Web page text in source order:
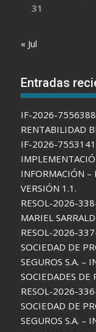
31
« Jul
Entradas
IF-2026-
RENTABILIDAD
IF-2026-
INFORMACIÓN –
VERSIÓN 1.1.
RESOL-2026-
MARIEL
RESOL-2026-
SOCIEDAD DE
SEGUROS S.A. –
SOCIEDADES DE
RESOL-2026-
SOCIEDAD DE
SEGUROS S.A. –